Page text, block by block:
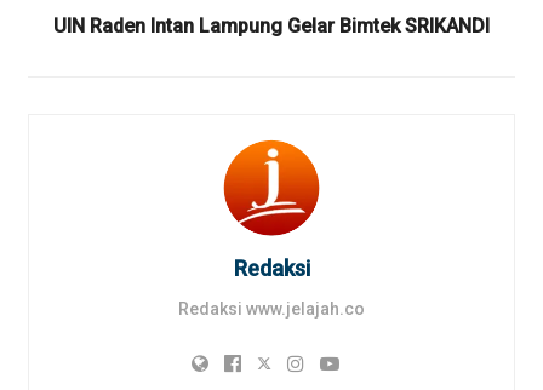
UIN Raden Intan Lampung Gelar Bimtek SRIKANDI
Redaksi
Redaksi www.jelajah.co